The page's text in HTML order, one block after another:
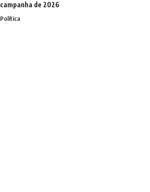
campanha de 2026
Política